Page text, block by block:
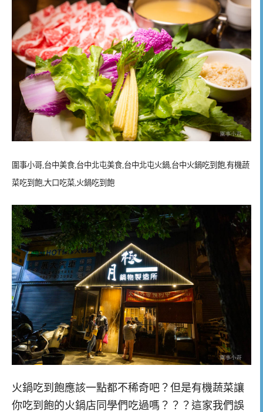
圍事小哥,台中美食,台中北屯美食,台中北屯火鍋,台中火鍋吃到飽,有機蔬
菜吃到飽,大口吃菜,火鍋吃到飽
火鍋吃到飽應該一點都不稀奇吧？但是有機蔬菜讓
你吃到飽的火鍋店同學們吃過嗎？？？這家我們誤